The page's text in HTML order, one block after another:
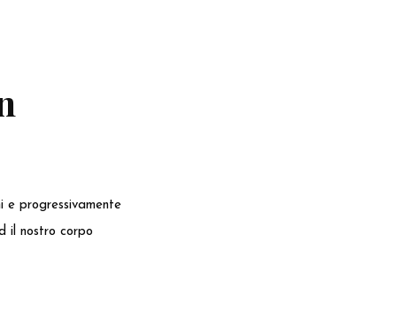
e progressivamente
il nostro corpo